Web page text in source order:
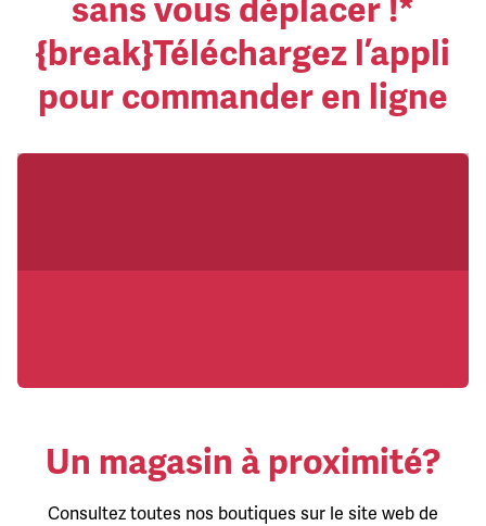
sans vous déplacer !*
{break}Téléchargez l’appli
pour commander en ligne
Un magasin à proximité?
Consultez toutes nos boutiques sur le site web de